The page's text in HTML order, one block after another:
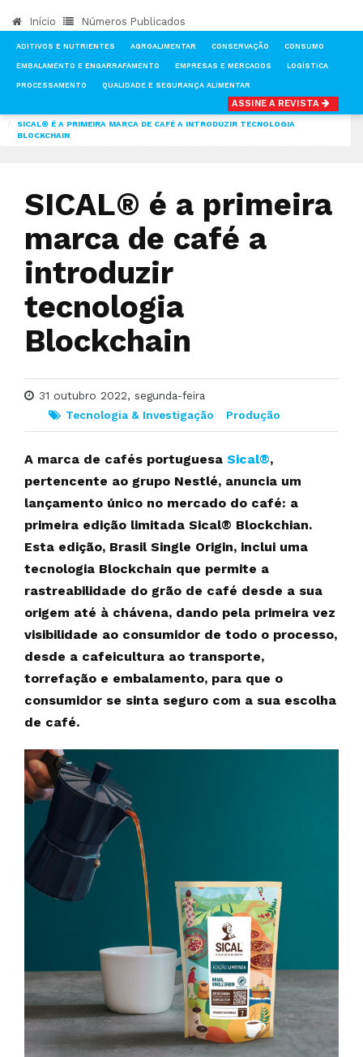
Início Números Publicados
ADITIVOS E NUTRIENTES AGROALIMENTAR CONSERVAÇÃO CONSUMO
EMBALAMENTO E ENGARRAFAMENTO EMPRESAS E MERCADOS LOGÍSTICA
PROCESSAMENTO QUALIDADE E SEGURANÇA ALIMENTAR
ASSINE A REVISTA
TECNOLOGIA & INVESTIGAÇÃO
SICAL® É A PRIMEIRA MARCA DE CAFÉ A INTRODUZIR TECNOLOGIA
BLOCKCHAIN
SICAL® é a primeira
marca de café a
introduzir
tecnologia
Blockchain
31 outubro 2022, segunda-feira
Tecnologia & Investigação
Produção
A marca de cafés portuguesa Sical®,
pertencente ao grupo Nestlé, anuncia um
lançamento único no mercado do café: a
primeira edição limitada Sical® Blockchian.
Esta edição, Brasil Single Origin, inclui uma
tecnologia Blockchain que permite a
rastreabilidade do grão de café desde a sua
origem até à chávena, dando pela primeira vez
visibilidade ao consumidor de todo o processo,
desde a cafeicultura ao transporte,
torrefação e embalamento, para que o
consumidor se sinta seguro com a sua escolha
de café.